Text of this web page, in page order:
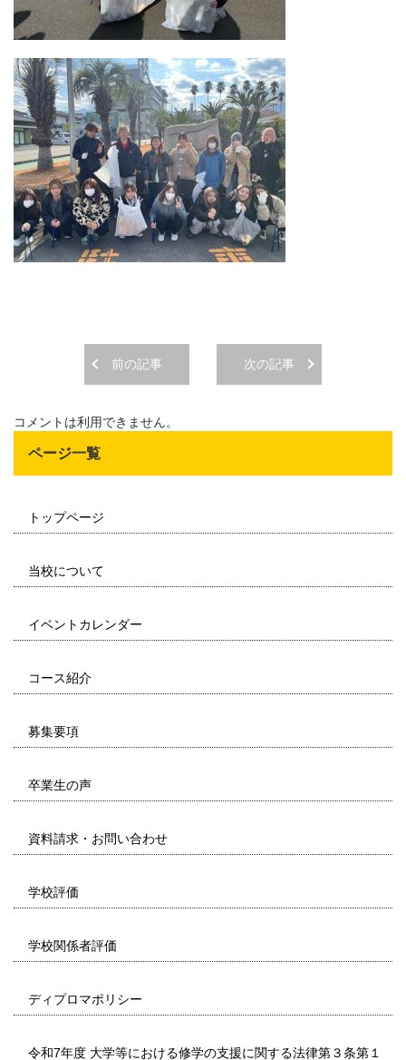
前の記事 次の記事
コメントは利用できません。
ページ一覧
トップページ
当校について
イベントカレンダー
コース紹介
募集要項
卒業生の声
資料請求・お問い合わせ
学校評価
学校関係者評価
ディプロマポリシー
令和7年度 大学等における修学の支援に関する法律第３条第１